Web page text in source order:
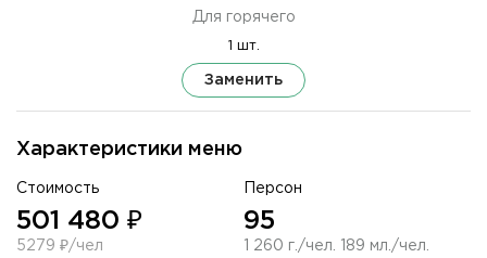
Характеристики меню
Стоимость
501 480 ₽
5279 ₽/чел
Персон
95
1 260 г./чел. 189 мл./чел.
Для горячего
1 шт.
Заменить